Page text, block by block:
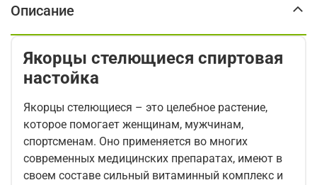
Описание
Якорцы стелющиеся спиртовая
настойка
Якорцы стелющиеся – это целебное растение,
которое помогает женщинам, мужчинам,
спортсменам. Оно применяется во многих
современных медицинских препаратах, имеют в
своем составе сильный витаминный комплекс и